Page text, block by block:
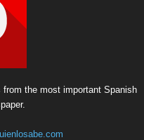
the most important Spanish